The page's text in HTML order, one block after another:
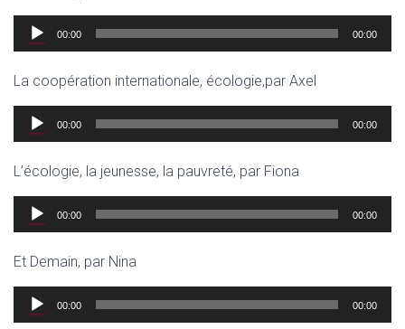
Lecteur
audio
00:00 00:00
La coopération internationale, écologie,par Axel
Lecteur
audio
00:00 00:00
L’écologie, la jeunesse, la pauvreté, par Fiona
Lecteur
audio
00:00 00:00
Et Demain, par Nina
Lecteur
audio
00:00 00:00